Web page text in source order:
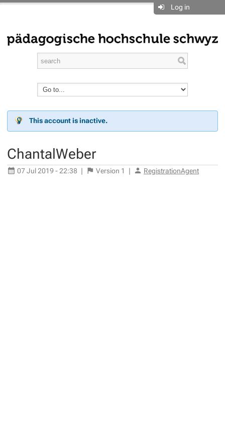
Log in
This account is inactive.
ChantalWeber
07 Jul 2019 - 22:38 | Version 1 | RegistrationAgent